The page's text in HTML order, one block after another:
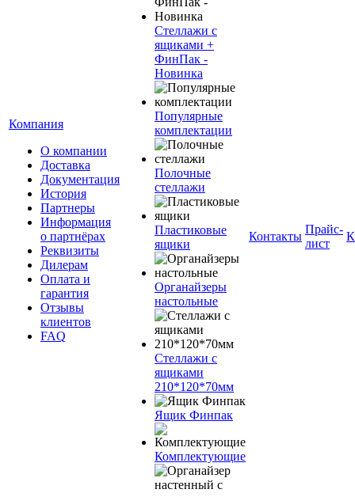
Компания
О компании
Доставка
Документация
История
Партнеры
Информация
о партнёрах
Реквизиты
Дилерам
Оплата и
гарантия
Отзывы
клиентов
FAQ
Стеллажи с
ящиками +
ФинПак -
Новинка
Популярные
комплектации
Полочные
стеллажи
Пластиковые
ящики
Органайзеры
настольные
Стеллажи с
ящиками
210*120*70мм
Ящик Финпак
Комплектующие
Контакты
Прайс-
лист